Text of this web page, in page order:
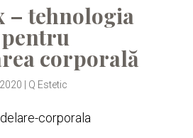
– tehnologia
corporală
Q Estetic